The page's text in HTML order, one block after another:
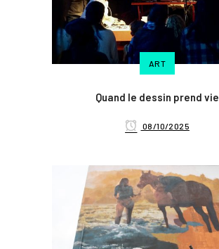
ART
Quand le dessin prend vie
08/10/2025